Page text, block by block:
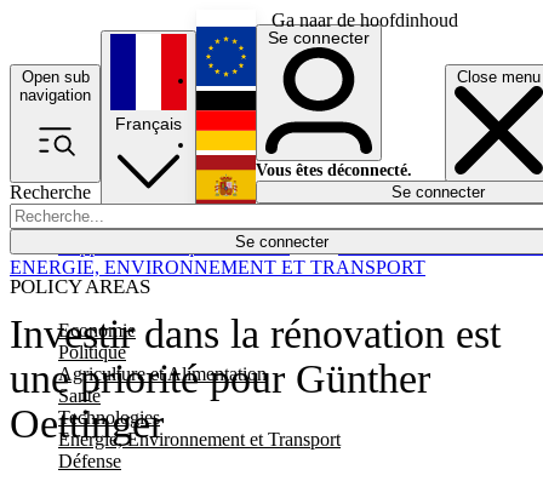
Ga naar de hoofdinhoud
Open sub
navigation
Close menu
Recherche
Se connecter
POLICY AREAS
Economie
Politique
Agriculture et Alimentation
Santé
Technologies
Energie, Environnement et Transport
Défense
Économie
Français
English
Deutsch
Español
Se connecter
Vous êtes déconnecté.
Se connecter
Investir dans la rénovation est
une priorité pour Günther
Oettinger
ENERGIE, ENVIRONNEMENT ET TRANSPORT